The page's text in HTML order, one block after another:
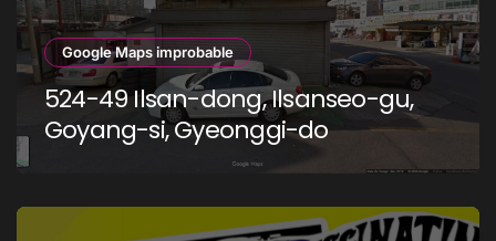
Google Maps improbable
524-49 Ilsan-dong, Ilsanseo-gu,
Goyang-si, Gyeonggi-do